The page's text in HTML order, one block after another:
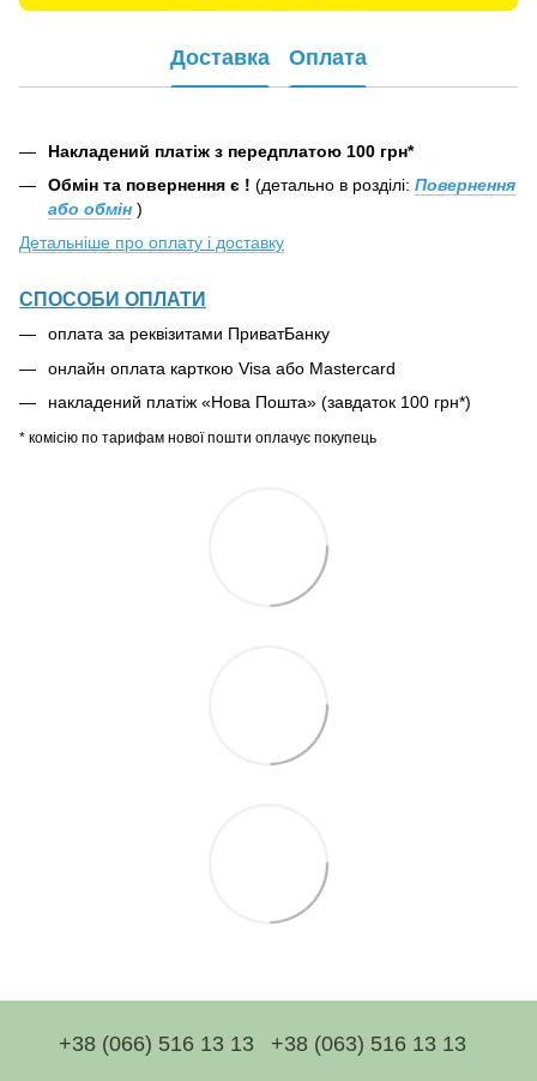
Доставка Оплата
Накладений платіж з передплатою 100 грн*
Обмін та повернення є ! (детально в розділі: Повернення
або обмін )
Детальніше про оплату і доставку
СПОСОБИ ОПЛАТИ
оплата за реквізитами ПриватБанку
онлайн оплата карткою Visa або Mastercard
накладений платіж «Нова Пошта» (завдаток 100 грн*)
* комісію по тарифам нової пошти оплачує покупець
+38 (066) 516 13 13 +38 (063) 516 13 13